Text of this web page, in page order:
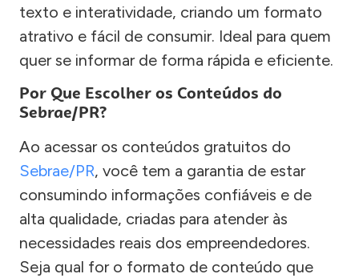
texto e interatividade, criando um formato
atrativo e fácil de consumir. Ideal para quem
quer se informar de forma rápida e eficiente.
Por Que Escolher os Conteúdos do
Sebrae/PR?
Ao acessar os conteúdos gratuitos do
Sebrae/PR, você tem a garantia de estar
consumindo informações confiáveis e de
alta qualidade, criadas para atender às
necessidades reais dos empreendedores.
Seja qual for o formato de conteúdo que